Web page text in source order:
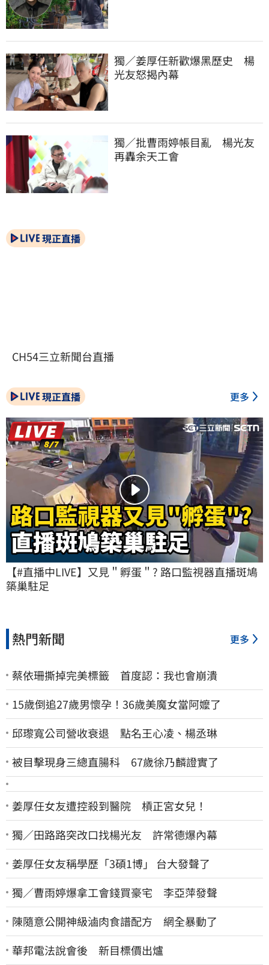
獨／姜厚任新歡爆黑歷史　楊
光友怒揭內幕
獨／批曹雨婷帳目亂　楊光友
再轟余天工會
現正直播
CH54三立新聞台直播
現正直播 更多
【#直播中LIVE】又見＂孵蛋＂? 路口監視器直播斑鳩
築巢駐足
熱門新聞 更多
蔡依珊撕掉完美標籤 首度認：我也會崩潰
15歲倒追27歲男懷孕！36歲美魔女當阿嬤了
邱瓈寬公司營收衰退 點名王心凌、楊丞琳
被目擊現身三總直腸科 67歲徐乃麟證實了
姜厚任女友遭控殺到醫院 槓正宮女兒！
獨／田路路突改口找楊光友 許常德爆內幕
姜厚任女友稱學歷「3碩1博」 台大發聲了
獨／曹雨婷爆拿工會錢買豪宅 李亞萍發聲
陳隨意公開神級滷肉食譜配方 網全暴動了
華邦電法說會後 新目標價出爐